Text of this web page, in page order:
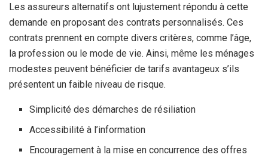
Les assureurs alternatifs ont lujustement répondu à cette
demande en proposant des contrats personnalisés. Ces
contrats prennent en compte divers critères, comme l’âge,
la profession ou le mode de vie. Ainsi, même les ménages
modestes peuvent bénéficier de tarifs avantageux s’ils
présentent un faible niveau de risque.
Simplicité des démarches de résiliation
Accessibilité à l’information
Encouragement à la mise en concurrence des offres